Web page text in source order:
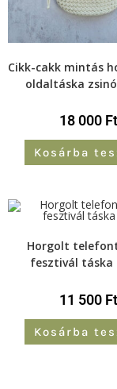
Cikk-cakk mintás
oldaltáska
18 000 Ft
Kosárba
Horgolt
fesztivál táska
11 500 Ft
Kosárba